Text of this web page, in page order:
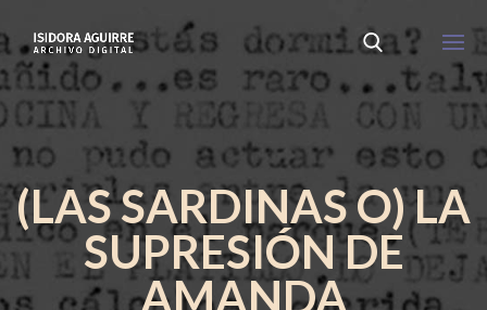
(LAS SARDINAS O) LA
SUPRESIÓN DE
AMANDA